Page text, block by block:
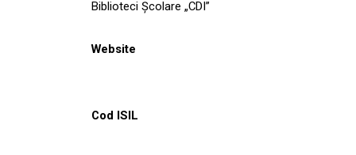
Biblioteci Școlare „CDI”
Website
Cod ISIL